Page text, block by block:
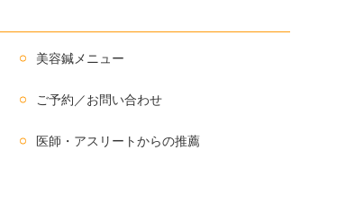
美容鍼メニュー
ご予約／お問い合わせ
医師・アスリートからの推薦